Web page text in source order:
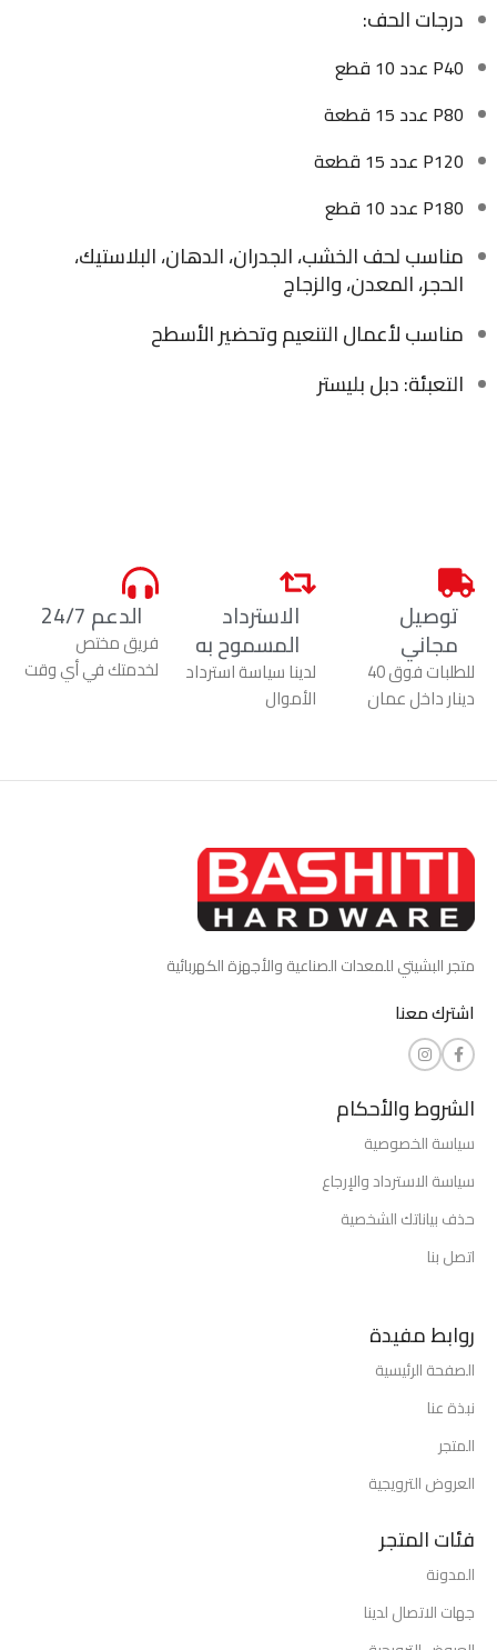
درجات الحف:
P40 عدد 10 قطع
P80 عدد 15 قطعة
P120 عدد 15 قطعة
P180 عدد 10 قطع
مناسب لحف الخشب، الجدران، الدهان، البلاستيك،
الحجر، المعدن، والزجاج
مناسب لأعمال التنعيم وتحضير الأسطح
التعبئة: دبل بليستر
توصيل
مجاني
للطلبات فوق 40
دينار داخل عمان
الاسترداد
المسموح به
لدينا سياسة استرداد
الأموال
الدعم 24/7
فريق مختص
لخدمتك في أي وقت
متجر البشيتي للمعدات الصناعية والأجهزة الكهربائية
اشترك معنا
الشروط والأحكام
سياسة الخصوصية
سياسة الاسترداد والإرجاع
حذف بياناتك الشخصية
اتصل بنا
روابط مفيدة
الصفحة الرئيسية
نبذة عنا
المتجر
العروض الترويجية
فئات المتجر
المدونة
جهات الاتصال لدينا